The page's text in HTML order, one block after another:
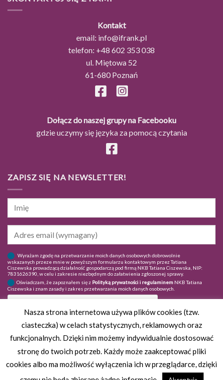
Kontakt
email: info@ifrank.pl
telefon: +48 602 353 038
ul. Miętowa 52
61-680 Poznań
Dołącz do naszej grupy na Facebooku
gdzie uczymy się języka za pomocą czytania
ZAPISZ SIĘ NA NEWSLETTER!
Wyrażam zgodę na przetwarzanie moich danych osobowych dobrowolnie
wskazanych przeze mnie w powyższym formularzu kontaktowym przez Tatiana
Ciszewska prowadzącą działalność gospodarczą pod firmą NKB Tatiana Ciszewska, NIP:
7831626390, w celu i zakresie niezbędnym do załatwienia zgłoszonej sprawy.
Oświadczam, że zapoznałem się z Polityką prywatności i regulaminem NKB Tatiana
Ciszewska i znam zasady i zakres przetwarzania moich danych osobowych.
Nasza strona internetowa używa plików cookies (tzw.
ciasteczka) w celach statystycznych, reklamowych oraz
funkcjonalnych. Dzięki nim możemy indywidualnie dostosować
stronę do twoich potrzeb. Każdy może zaakceptować pliki
cookies albo ma możliwość wyłączenia ich w przeglądarce, dzięki